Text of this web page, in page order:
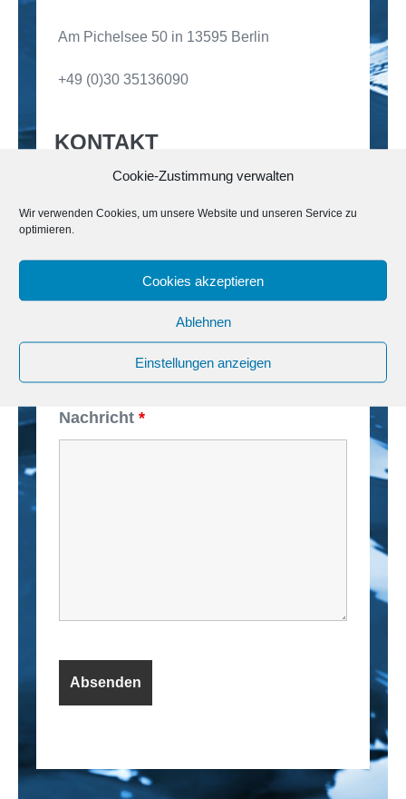
Cookie-Zustimmung verwalten
Wir verwenden Cookies, um unsere Website und unseren Service zu
optimieren.
Cookies akzeptieren
Ablehnen
Einstellungen anzeigen
Am Pichelsee 50 in 13595 Berlin
+49 (0)30 35136090
KONTAKT
Felder mit einem*sind Pflichtfelder
Name
Nachricht *